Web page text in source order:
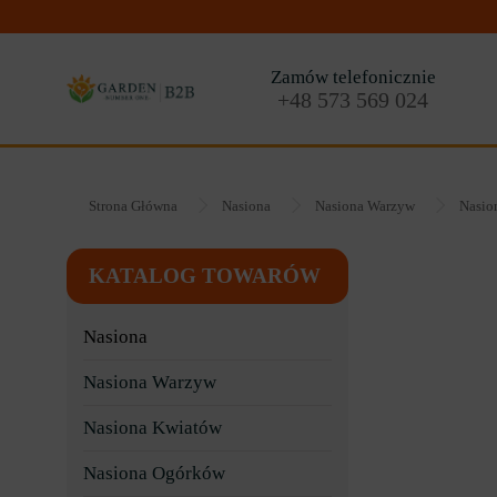
Zamów telefonicznie
+48 573 569 024
Strona Główna Nasiona Nasiona Warzyw
KATALOG TOWARÓW
Nasiona
Nasiona Warzyw
Nasiona Kwiatów
Nasiona Ogórków